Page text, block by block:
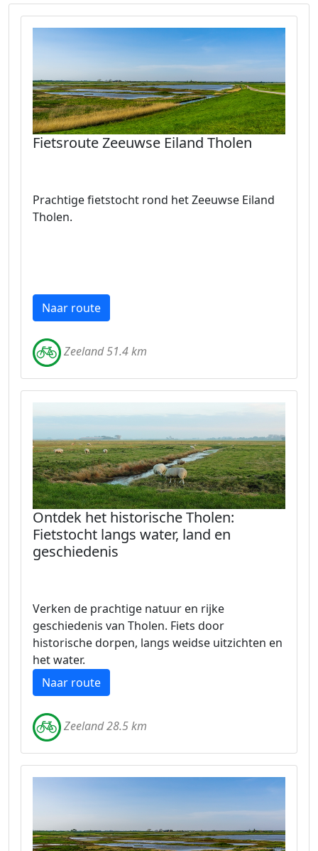
Fietsroute Zeeuwse Eiland Tholen
Prachtige fietstocht rond het Zeeuwse Eiland
Tholen.
Naar route
Zeeland 51.4 km
Ontdek het historische Tholen:
Fietstocht langs water, land en
geschiedenis
Verken de prachtige natuur en rijke
geschiedenis van Tholen. Fiets door
historische dorpen, langs weidse uitzichten en
het water.
Naar route
Zeeland 28.5 km